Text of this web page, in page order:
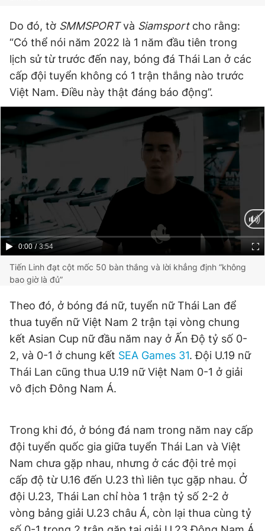
© 2003-2026 Bản quyền thuộc về Báo Thanh Niên. Cấm sao
chép dưới mọi hình thức nếu không có sự chấp thuận bằng văn
bản. Phát triển bởi ePi Technologies, JSC.
Do đó, tờ SMMSPORTvà Siamsportcho rằng:
“Có thể nói năm 2022 là 1 năm đầu tiên trong
lịch sử từ trước đến nay, bóng đá Thái Lan ở các
cấp đội tuyển không có 1 trận thắng nào trước
Việt Nam. Điều này thật đáng báo động”.
Current
Time
0:00 / Duration
3:54
Tiến Linh đạt cột mốc 50 bàn thắng và lời khẳng định “không
bao giờ là đủ”
Theo đó, ở bóng đá nữ, tuyển nữ Thái Lan để
thua tuyển nữ Việt Nam 2 trận tại vòng chung
kết Asian Cup nữ đầu năm nay ở Ấn Độ tỷ số 0-
2, và 0-1 ở chung kết SEA Games 31. Đội U.19 nữ
Thái Lan cũng thua U.19 nữ Việt Nam 0-1 ở giải
vô địch Đông Nam Á.
Trong khi đó, ở bóng đá nam trong năm nay cấp
đội tuyển quốc gia giữa tuyển Thái Lan và Việt
Nam chưa gặp nhau, nhưng ở các đội trẻ mọi
cấp độ từ U.16 đến U.23 thì liên tục gặp nhau. Ở
đội U.23, Thái Lan chỉ hòa 1 trận tỷ số 2-2 ở
vòng bảng giải U.23 châu Á, còn lại thua cùng tỷ